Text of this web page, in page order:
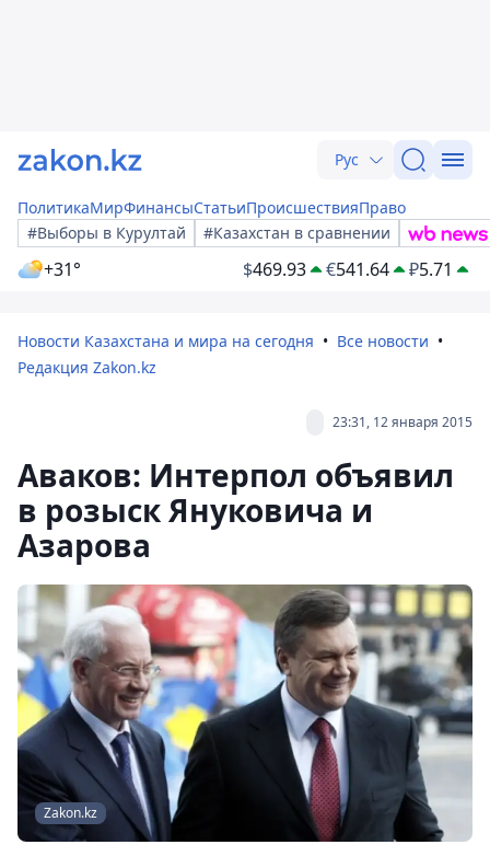
Рус
ПолитикаМирФинансыСтатьиПроисшествияПраво
#Выборы в Курултай
#Казахстан в сравнении
+31° $469.93 €541.64 ₽5.71
Новости Казахстана и мира на сегодня
Все новости
Редакция Zakon.kz
23:31, 12 января 2015
Аваков: Интерпол объявил
в розыск Януковича и
Азарова
Zakon.kz